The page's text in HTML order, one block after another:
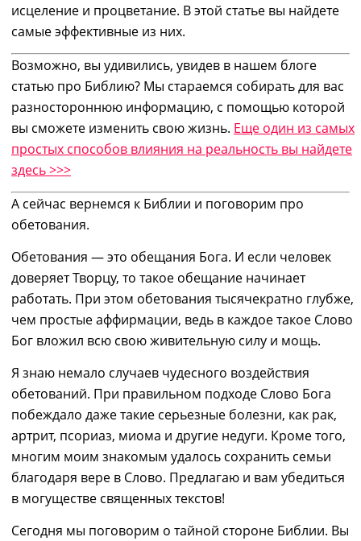
исцеление и процветание. В этой статье вы найдете
самые эффективные из них.
Возможно, вы удивились, увидев в нашем блоге
статью про Библию? Мы стараемся собирать для вас
разностороннюю информацию, с помощью которой
вы сможете изменить свою жизнь. Еще один из самых
простых способов влияния на реальность вы найдете
здесь >>>
А сейчас вернемся к Библии и поговорим про
обетования.
Обетования ― это обещания Бога. И если человек
доверяет Творцу, то такое обещание начинает
работать. При этом обетования тысячекратно глубже,
чем простые аффирмации, ведь в каждое такое Слово
Бог вложил всю своюживительную силу и мощь.
Я знаю немало случаев чудесного воздействия
обетований. При правильном подходе Слово Бога
побеждало даже такие серьезные болезни, как рак,
артрит, псориаз, миома и другие недуги. Кроме того,
многим моим знакомым удалось сохранить семьи
благодаря вере в Слово. Предлагаю и вам убедиться
в могуществе священных текстов!
Сегодня мы поговорим о тайной стороне Библии. Вы